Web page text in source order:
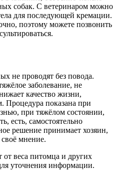
собак. С ветеринаром можно
для последующей кремации.
поэтому можете позвонить
не проводят без повода.
заболевание, не
качество жизни,
Процедура показана при
при тяжёлом состоянии,
есть, самостоятельно
решение принимает хозяин,
мнение.
от веса питомца и других
уточнения информации.